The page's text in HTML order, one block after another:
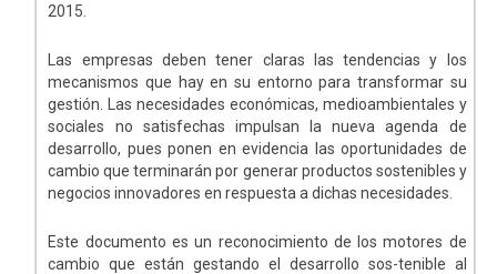
2015.
Las empresas deben tener claras las tendencias y los
mecanismos que hay en su entorno para transformar su
gestión. Las necesidades económicas, medioambientales y
sociales no satisfechas impulsan la nueva agenda de
desarrollo, pues ponen en evidencia las oportunidades de
cambio que terminarán por generar productos sostenibles y
negocios innovadores en respuesta a dichas necesidades.
Este documento es un reconocimiento de los motores de
cambio que están gestando el desarrollo sos-tenible al